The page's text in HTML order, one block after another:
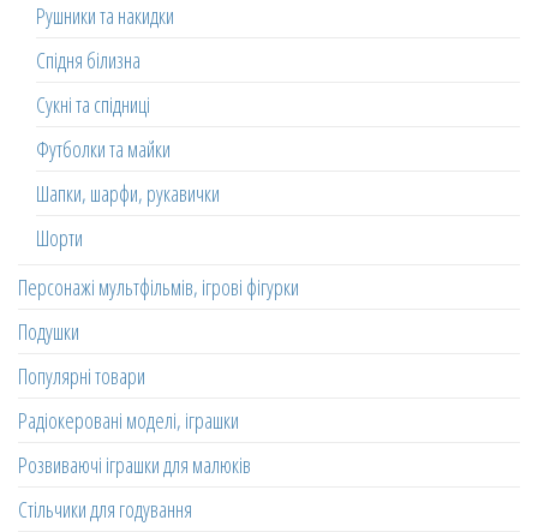
Рушники та накидки
Спідня білизна
Сукні та спідниці
Футболки та майки
Шапки, шарфи, рукавички
Шорти
Персонажі мультфільмів, ігрові фігурки
Подушки
Популярні товари
Радіокеровані моделі, іграшки
Розвиваючі іграшки для малюків
Стільчики для годування